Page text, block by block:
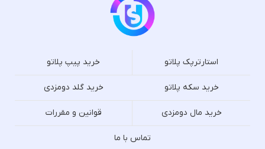
استارترپک پلاتو خرید پیپ پلاتو
خرید سکه پلاتو خرید گلد دومزدی
خرید مال دومزدی قوانین و مقررات
تماس با ما